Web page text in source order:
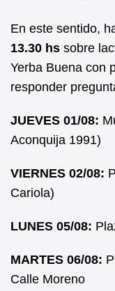
En este sentido,
13.30 hs sobre
Yerba Buena con
responder
JUEVES 01/08:
Aconquija 1991)
VIERNES 02/08:
Cariola)
LUNES 05/08:
MARTES 06/08:
Calle Moreno